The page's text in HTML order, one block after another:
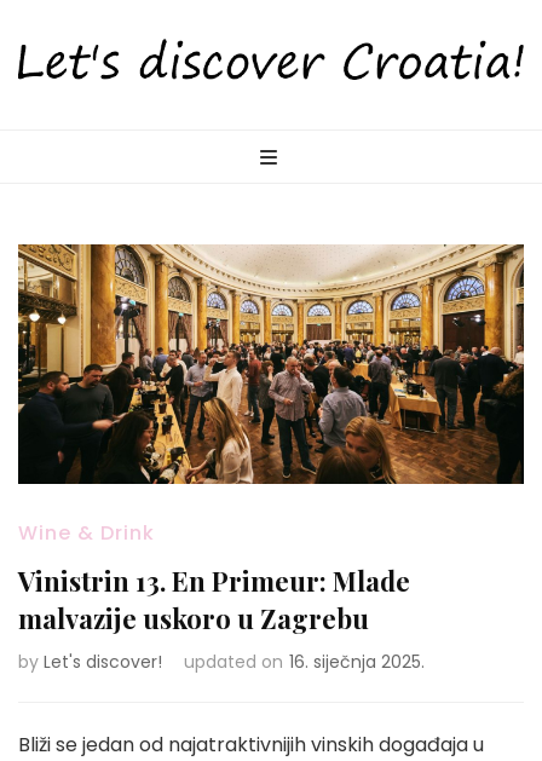
Wine & Drink
Vinistrin 13. En Primeur: Mlade
malvazije uskoro u Zagrebu
by Let's discover! updated on 16. siječnja 2025.
Bliži se jedan od najatraktivnijih vinskih događaja u